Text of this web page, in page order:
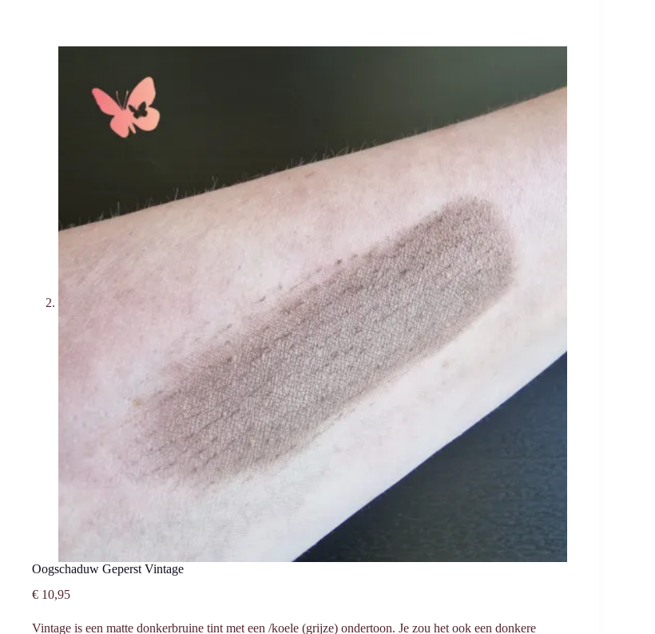
Oogschaduw Geperst Vintage
€ 10,95
Vintage is een matte donkerbruine tint met een /koele (grijze) ondertoon. Je zou het ook een donkere